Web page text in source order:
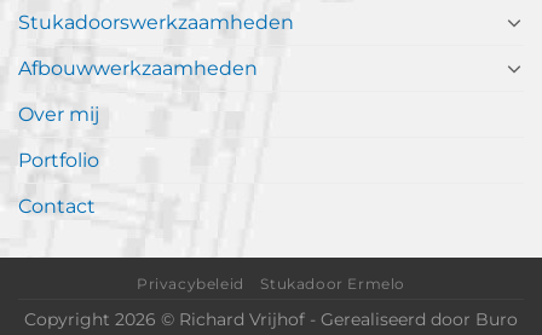
Stukadoorswerkzaamheden
Afbouwwerkzaamheden
Over mij
Portfolio
Contact
Privacybeleid Stukadoor Ermelo
Copyright 2026 © Richard Vrijhof - Gerealiseerd door Buro